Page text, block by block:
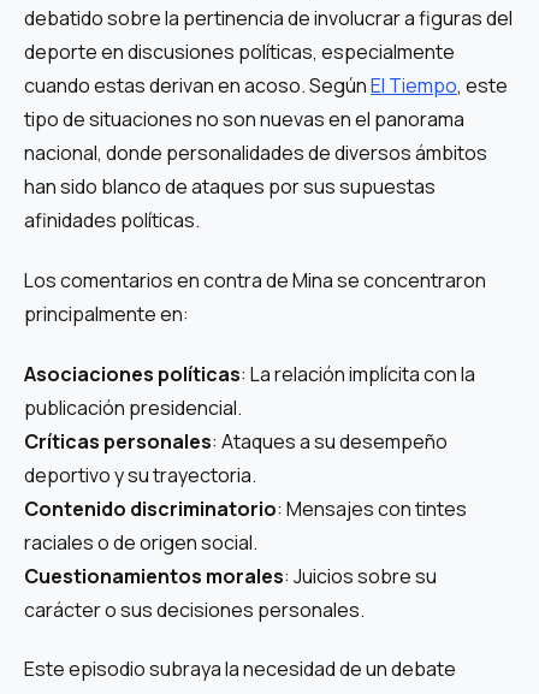
debatido sobre la pertinencia de involucrar a figuras del
deporte en discusiones políticas, especialmente
cuando estas derivan en acoso. SegúnEl Tiempo, este
tipo de situaciones no son nuevas en el panorama
nacional, donde personalidades de diversos ámbitos
han sido blanco de ataques por sus supuestas
afinidades políticas.
Los comentarios en contra de Mina se concentraron
principalmente en:
Asociaciones políticas: La relación implícita con la
publicación presidencial.
Críticas personales: Ataques a su desempeño
deportivo y su trayectoria.
Contenido discriminatorio: Mensajes con tintes
raciales o de origen social.
Cuestionamientos morales: Juicios sobre su
carácter o sus decisiones personales.
Este episodio subraya la necesidad de un debate